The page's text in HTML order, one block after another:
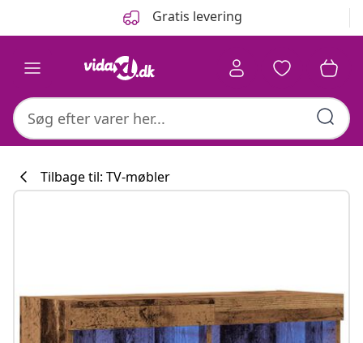
Gratis levering
#sharemevidaxl
Tilbage til: TV-møbler